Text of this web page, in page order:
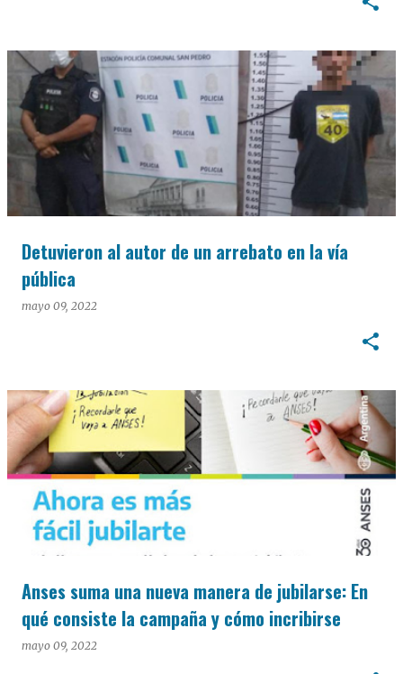
Detuvieron al autor de un arrebato en la vía
pública
mayo 09, 2022
Anses suma una nueva manera de jubilarse: En
qué consiste la campaña y cómo incribirse
mayo 09, 2022